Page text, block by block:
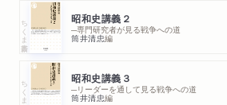
第六章 阿部内閣における天皇指名制陸
任の衝撃
阿部信行に決まるまで／多田陸相の決定
対立／東条派の動き／天皇の陸相指名／
の虞」／天皇の陸相指名による陸軍三長官
ちくま新書 昭和史講義２
─専門研究者が見る戦争への道
筒井清忠編
ちくま新書 昭和史講義３
─リーダーを通して見る戦争への道
筒井清忠編